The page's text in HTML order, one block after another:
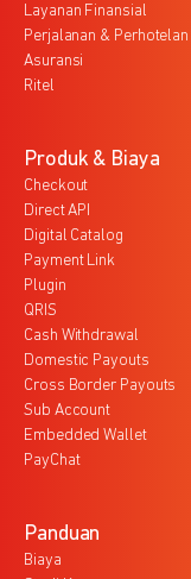
Layanan Finansial
Perjalanan & Perhotelan
Asuransi
Ritel
Produk & Biaya
Checkout
Direct API
Digital Catalog
Payment Link
Plugin
QRIS
Cash Withdrawal
Domestic Payouts
Cross Border Payouts
Sub Account
Embedded Wallet
PayChat
Panduan
Biaya